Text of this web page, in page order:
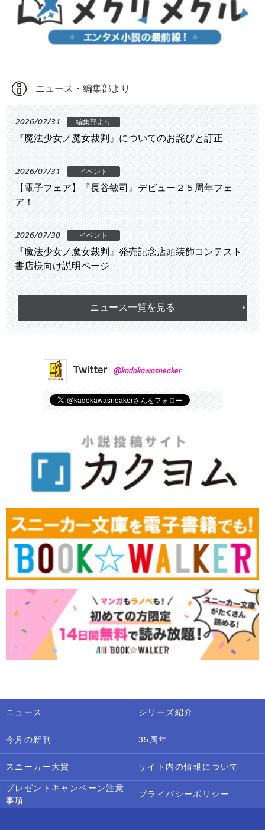
ニュース・編集部より
2026/07/31 編集部より
『魔法少女ノ魔女裁判』についてのお詫びと訂正
2026/07/31 イベント
【電子フェア】『長谷敏司』デビュー２５周年フェ
ア！
2026/07/30 イベント
『魔法少女ノ魔女裁判』発売記念店頭装飾コンテスト
書店様向け説明ページ
ニュース一覧を見る
Twitter @kadokawasneaker
ニュース シリーズ紹介
今月の新刊 35周年
スニーカー大賞 サイト内の情報について
プレゼントキャンペーン注意
事項
プライバシーポリシー